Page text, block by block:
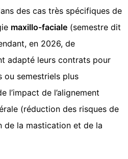
des cas très spécifiques de
maxillo-faciale (semestre dit
en 2026, de
adapté leurs contrats pour
semestriels plus
l’impact de l’alignement
(réduction des risques de
de la mastication et de la